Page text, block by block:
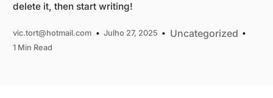
delete it, then start writing!
vic.tort@hotmail.com Julho 27, 2025 Uncategorized
1 Min Read